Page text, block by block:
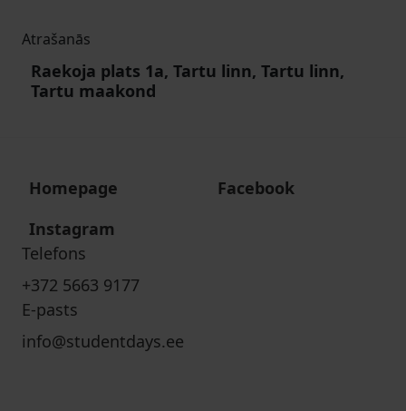
Atrašanās
Raekoja plats 1a, Tartu linn, Tartu linn,
Tartu maakond
Homepage
Facebook
Instagram
Telefons
+372 5663 9177
E-pasts
info@studentdays.ee